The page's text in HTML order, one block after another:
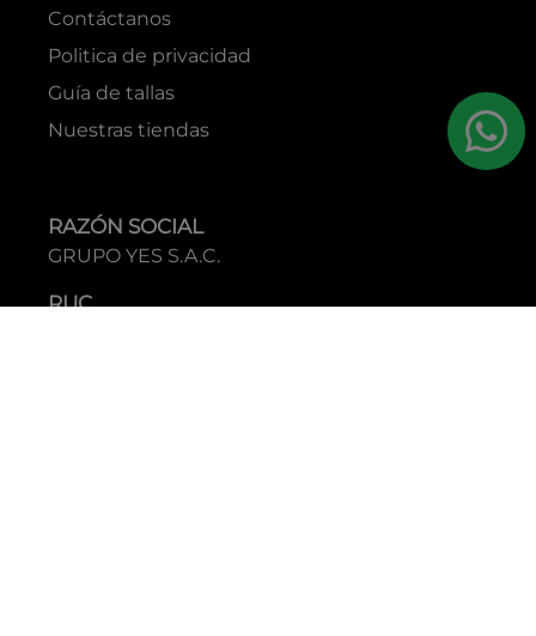
Contáctanos
Politica de privacidad
Guía de tallas
Nuestras tiendas
RAZÓN SOCIAL
GRUPO YES S.A.C.
RUC